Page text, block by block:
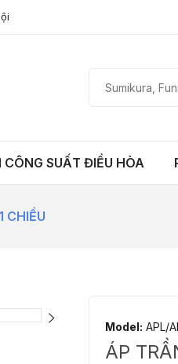
CÔNG SUẤT ĐIỀU HÒA
CHIỀU
Model: APL/
ÁP